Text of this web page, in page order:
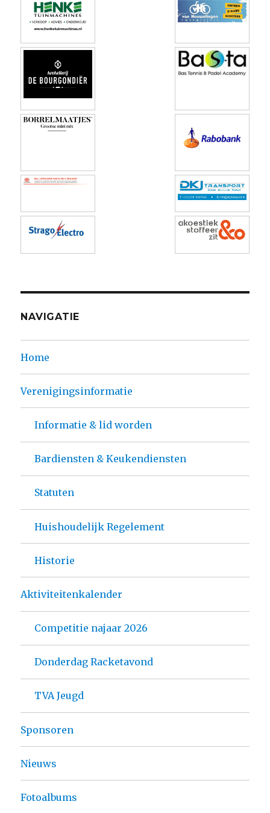
NAVIGATIE
Home
Verenigingsinformatie
Informatie & lid worden
Bardiensten & Keukendiensten
Statuten
Huishoudelijk Regelement
Historie
Aktiviteitenkalender
Competitie najaar 2026
Donderdag Racketavond
TVA Jeugd
Sponsoren
Nieuws
Fotoalbums